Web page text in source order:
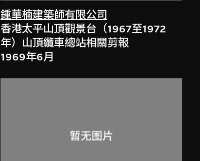
鍾華楠建築師有限公司
香港太平山頂觀景台（1967至1972
年）山頂纜車總站相關剪報
1969年6月